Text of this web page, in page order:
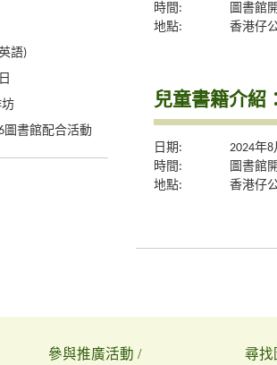
語)
圖書館配合活動
時間:
圖書館
地點:
香港仔
兒童書籍介紹
日期:
2024年
時間:
圖書館
地點:
香港仔
參與推廣活動 / 尋找